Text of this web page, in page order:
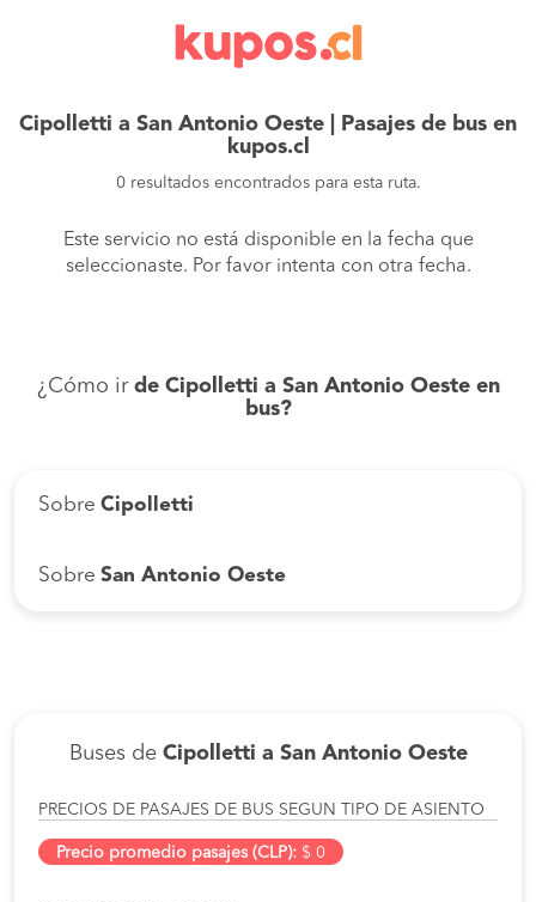
Cipolletti a San Antonio Oeste | Pasajes de bus en
kupos.cl
0 resultados encontrados para esta ruta.
Este servicio no está disponible en la fecha que
seleccionaste. Por favor intenta con otra fecha.
¿Cómo ir de Cipolletti a San Antonio Oeste en
bus?
Sobre Cipolletti
Sobre San Antonio Oeste
Buses de Cipolletti a San Antonio Oeste
PRECIOS DE PASAJES DE BUS SEGUN TIPO DE ASIENTO
Precio promedio pasajes (CLP): $ 0